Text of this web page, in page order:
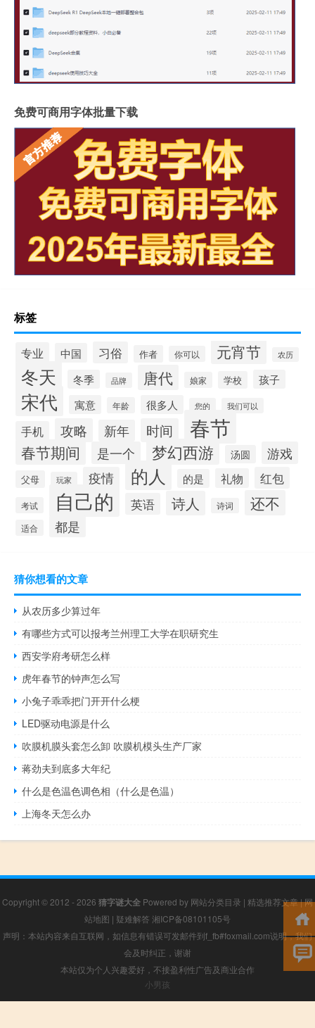
免费可商用字体批量下载
标签
专业 中国 习俗 作者 你可以 元宵节 农历
冬天 冬季 品牌 唐代 娘家 学校 孩子
宋代 寓意 年龄 很多人 您的 我们可以
手机 攻略 新年 时间 春节
春节期间 是一个 梦幻西游 汤圆 游戏
父母 玩家 疫情 的人 的是 礼物 红包
考试 自己的 英语 诗人 诗词 还不
适合 都是
猜你想看的文章
从农历多少算过年
有哪些方式可以报考兰州理工大学在职研究生
西安学府考研怎么样
虎年春节的钟声怎么写
小兔子乖乖把门开开什么梗
LED驱动电源是什么
吹膜机膜头套怎么卸 吹膜机模头生产厂家
蒋劲夫到底多大年纪
什么是色温色调色相（什么是色温）
上海冬天怎么办
Copyright © 2012 - 2026 猜字谜大全 Powered by 网站分类目录 | 精选推荐文章|网
站地图 | 疑难解答 湘ICP备08101105号
声明：本站内容来自互联网，如信息有错误可发邮件到f_fb#foxmail.com说明，我们
会及时纠正，谢谢
本站仅为个人兴趣爱好，不接盈利性广告及商业合作
小男孩